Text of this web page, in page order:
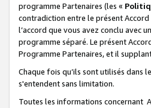
programme Partenaires (les «
contradiction entre le présent
l’accord que vous avez conclu avec
programme séparé. Le présent
Programme Partenaires, et il
Chaque fois qu’ils sont utilisés dans
s'entendent sans limitation.
Toutes les informations concernant